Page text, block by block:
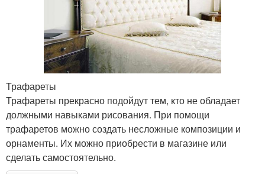
Трафареты
Трафареты прекрасно подойдут тем, кто не обладает
должными навыками рисования. При помощи
трафаретов можно создать несложные композиции и
орнаменты. Их можно приобрести в магазине или
сделать самостоятельно.